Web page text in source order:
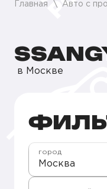
Главная Авто с
в Москве
Москва
город